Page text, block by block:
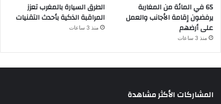
65 في المائة من المغاربة
يرفضون إقامة الأجانب والعمل
على أرضهم
منذ 3 ساعات
الطرق السيارة بالمغرب تعزز
المراقبة الذكية بأحدث التقنيات
منذ 3 ساعات
المشاركات الأكثر مشاهدة